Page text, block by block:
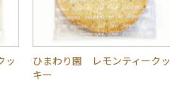
ッ
ひまわり園 レモンティークッ
キー